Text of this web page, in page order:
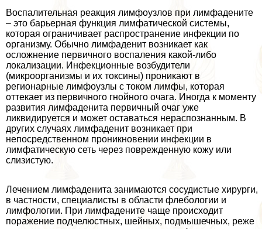
Воспалительная реакция лимфоузлов при лимфадените
– это барьерная функция лимфатической системы,
которая ограничивает распространение инфекции по
организму. Обычно лимфаденит возникает как
осложнение первичного воспаления какой-либо
локализации. Инфекционные возбудители
(микроорганизмы и их токсины) проникают в
регионарные лимфоузлы с током лимфы, которая
оттекает из первичного гнойного очага. Иногда к моменту
развития лимфаденита первичный очаг уже
ликвидируется и может оставаться нераспознанным. В
других случаях лимфаденит возникает при
непосредственном проникновении инфекции в
лимфатическую сеть через поврежденную кожу или
слизистую.
Лечением лимфаденита занимаются сосудистые хирурги,
в частности, специалисты в области флебологии и
лимфологии. При лимфадените чаще происходит
поражение подчелюстных, шейных, подмышечных, реже